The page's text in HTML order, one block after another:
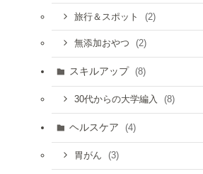
旅行＆スポット (2)
無添加おやつ (2)
スキルアップ (8)
30代からの大学編入 (8)
ヘルスケア (4)
胃がん (3)